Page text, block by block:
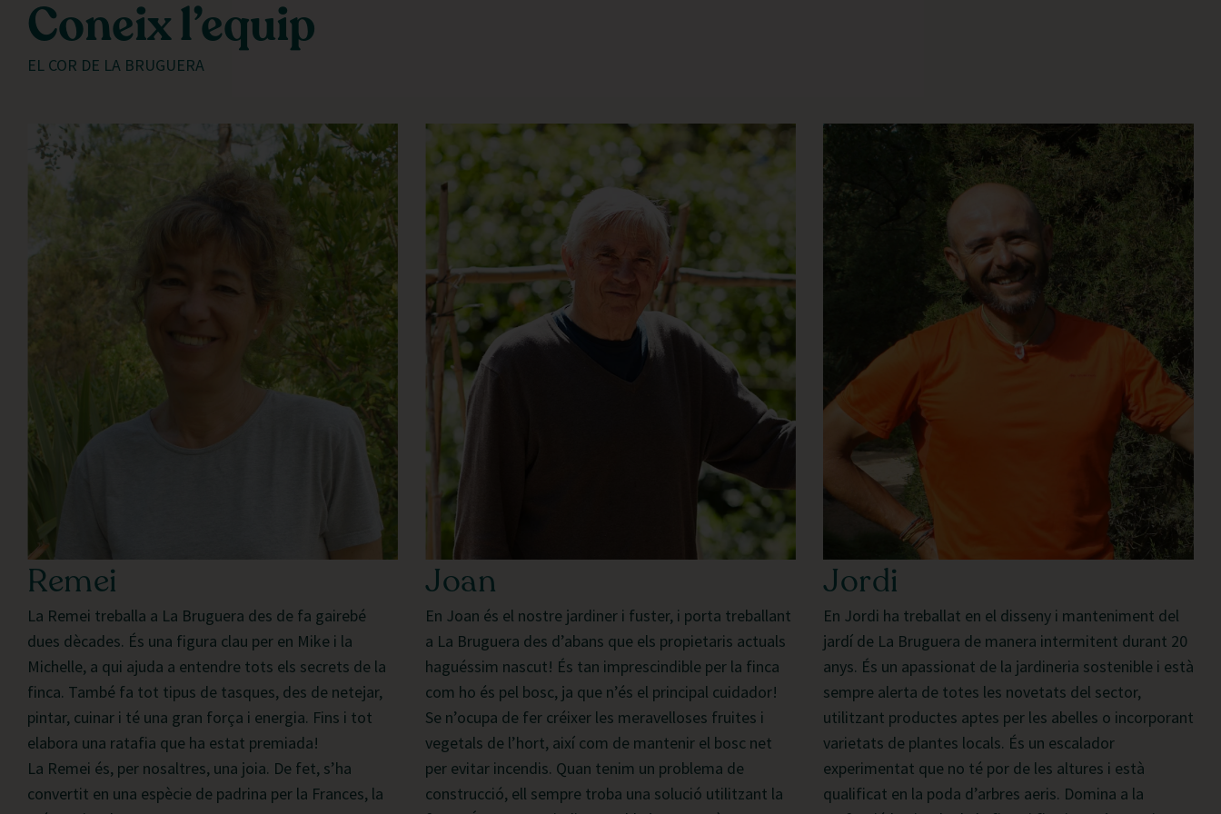
Coneix l’equip
EL COR DE LA BRUGUERA
Remei
La Remei treballa a La Bruguera des de fa gairebé
dues dècades. És una figura clau per en Mike i la
Michelle, a qui ajuda a entendre tots els secrets de la
finca. També fa tot tipus de tasques, des de netejar,
pintar, cuinar i té una gran força i energia. Fins i tot
elabora una ratafia que ha estat premiada!
La Remei és, per nosaltres, una joia. De fet, s’ha
convertit en una espècie de padrina per la Frances, la
Joan
En Joan és el nostre jardiner i fuster, i porta treballant
a La Bruguera des d’abans que els propietaris actuals
haguéssim nascut! És tan imprescindible per la finca
com ho és pel bosc, ja que n’és el principal cuidador!
Se n’ocupa de fer créixer les meravelloses fruites i
vegetals de l’hort, així com de mantenir el bosc net
per evitar incendis. Quan tenim un problema de
construcció, ell sempre troba una solució utilitzant la
Jordi
En Jordi ha treballat en el disseny i manteniment del
jardí de La Bruguera de manera intermitent durant 20
anys. És un apassionat de la jardineria sostenible i està
sempre alerta de totes les novetats del sector,
utilitzant productes aptes per les abelles o incorporant
varietats de plantes locals. És un escalador
experimentat que no té por de les altures i està
qualificat en la poda d’arbres aeris. Domina a la